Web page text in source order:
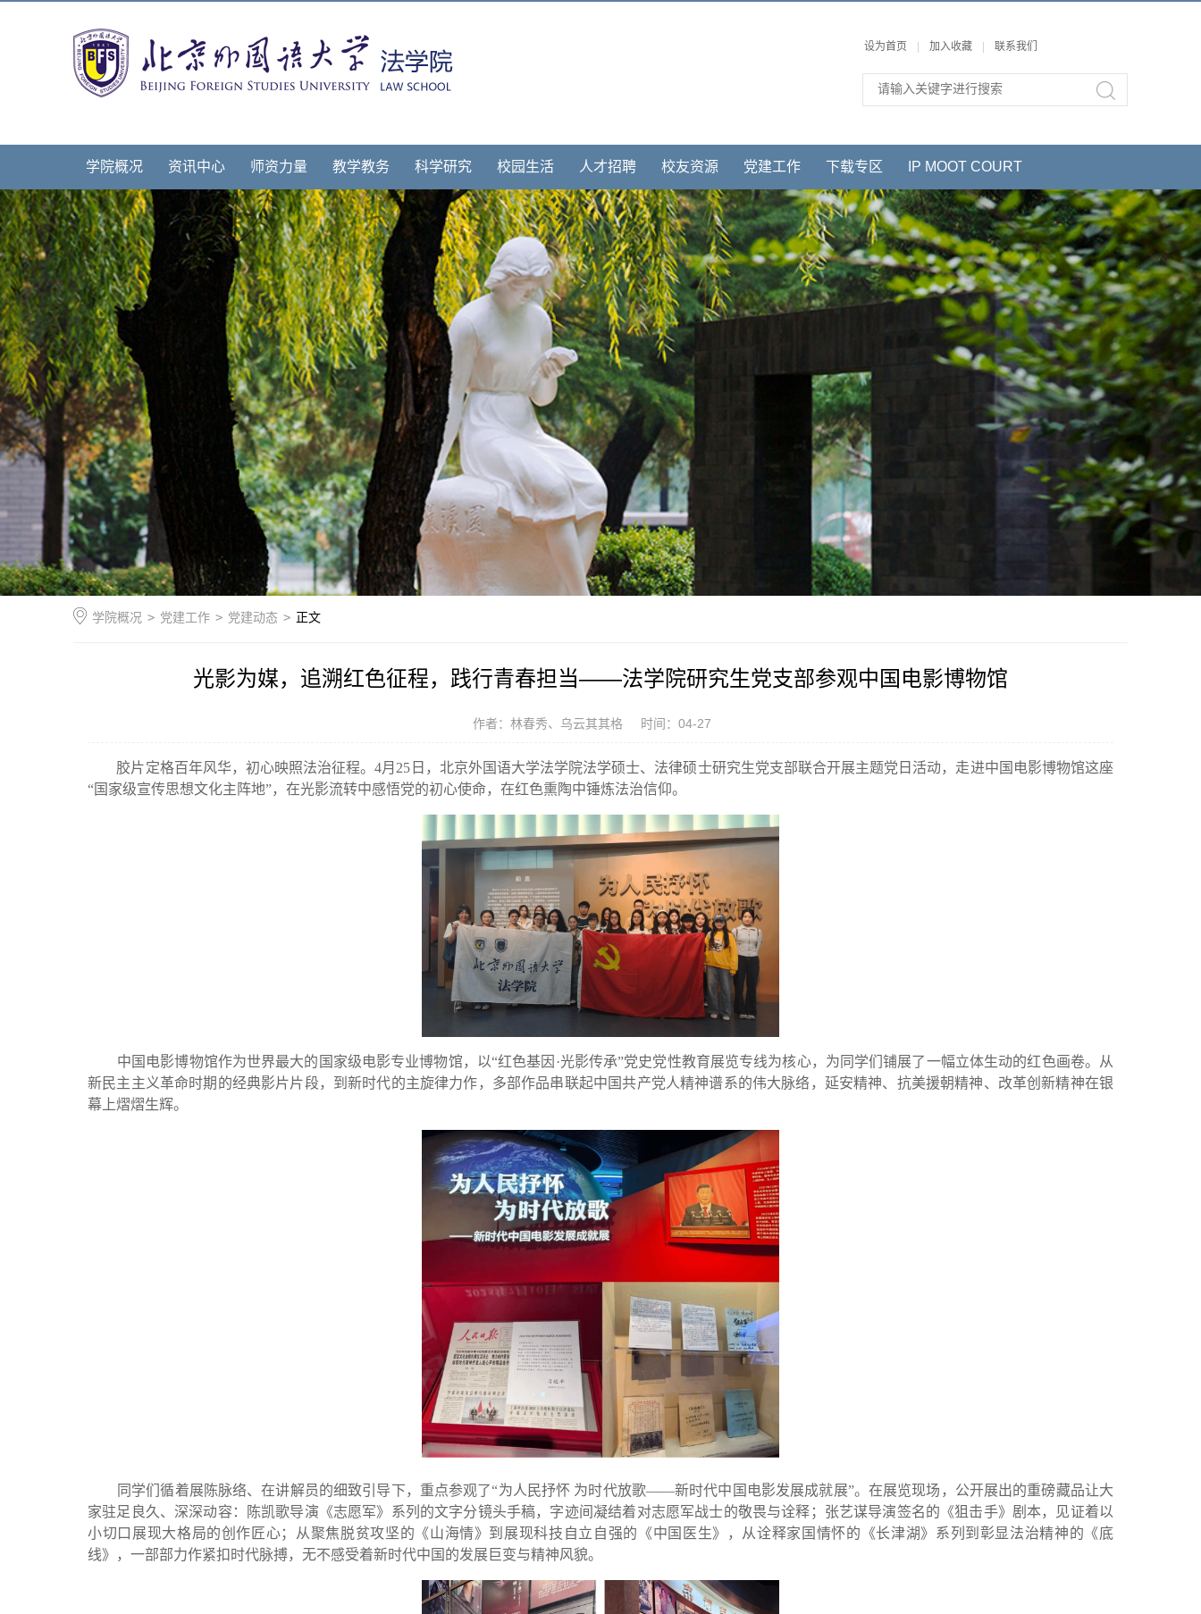
设为首页 加入收藏 联系我们
学院概况 资讯中心 师资力量 教学教务 科学研究 校园生活 人才招聘 校友资源 党建工作 下载专区 IP MOOT COURT
学院概况 > 党建工作 > 党建动态 > 正文
光影为媒，追溯红色征程，践行青春担当——法学院研究生党支部参观中国电影博物馆
作者：林春秀、乌云其其格 时间：04-27
胶片定格百年风华，初心映照法治征程。4月25日，北京外国语大学法学院法学硕士、法律硕士研究生党支部联合开展主题党日活动，走进中国电影博物馆这座
“国家级宣传思想文化主阵地”，在光影流转中感悟党的初心使命，在红色熏陶中锤炼法治信仰。
中国电影博物馆作为世界最大的国家级电影专业博物馆，以“红色基因·光影传承”党史党性教育展览专线为核心，为同学们铺展了一幅立体生动的红色画卷。从
新民主主义革命时期的经典影片片段，到新时代的主旋律力作，多部作品串联起中国共产党人精神谱系的伟大脉络，延安精神、抗美援朝精神、改革创新精神在银
幕上熠熠生辉。
同学们循着展陈脉络、在讲解员的细致引导下，重点参观了“为人民抒怀 为时代放歌——新时代中国电影发展成就展”。在展览现场，公开展出的重磅藏品让大
家驻足良久、深深动容：陈凯歌导演《志愿军》系列的文字分镜头手稿，字迹间凝结着对志愿军战士的敬畏与诠释；张艺谋导演签名的《狙击手》剧本，见证着以
小切口展现大格局的创作匠心；从聚焦脱贫攻坚的《山海情》到展现科技自立自强的《中国医生》，从诠释家国情怀的《长津湖》系列到彰显法治精神的《底
线》，一部部力作紧扣时代脉搏，无不感受着新时代中国的发展巨变与精神风貌。